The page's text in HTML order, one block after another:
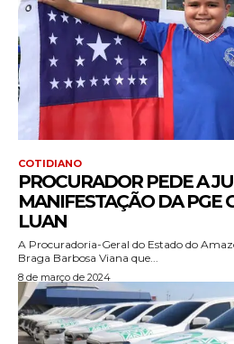
COTIDIANO
PROCURADOR PEDE A
MANIFESTAÇÃO DA PGE
LUAN
A Procuradoria-Geral do Estado do
Braga Barbosa Viana que...
8 de março de 2024